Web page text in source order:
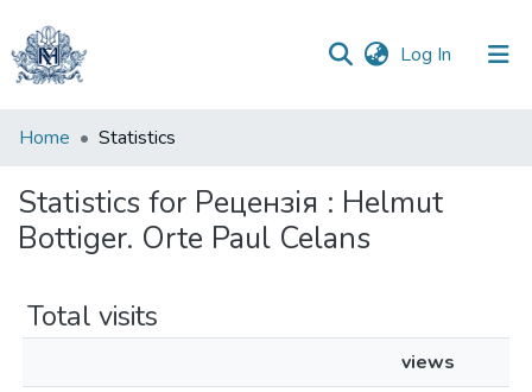
Log In (current)
Communities
Collections
All of DSpace
Home Statistics
Statistics for Рецензія : Helmut
Bottiger. Orte Paul Celans
Total visits
views